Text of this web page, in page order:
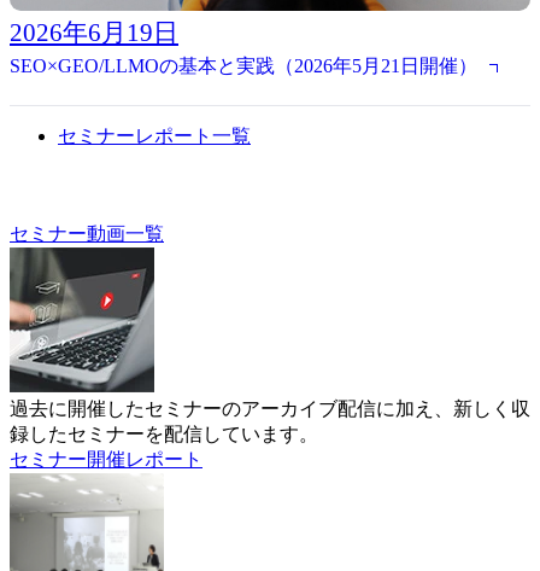
2026年6月19日
SEO×GEO/LLMOの基本と実践（2026年5月21日開催）
セミナーレポート一覧
セミナー動画一覧
過去に開催したセミナーのアーカイブ配信に加え、新しく収
録したセミナーを配信しています。
セミナー開催レポート